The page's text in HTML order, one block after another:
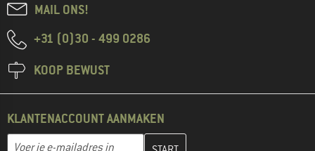
MAIL ONS!
+31 (0)30 - 499 0286
KOOP BEWUST
KLANTENACCOUNT AANMAKEN
E-mailadres
Vul je e-mailadres hier in en maak in de volgende stap je